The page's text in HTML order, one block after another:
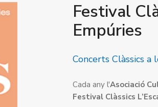
Festival
Empúries
Concerts Clàssics a
Cada any l'Asociació
Festival Clàssics